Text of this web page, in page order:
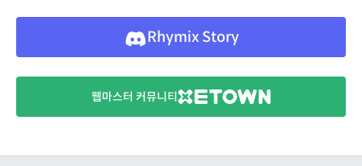
Rhymix Story
웹마스터 커뮤니티